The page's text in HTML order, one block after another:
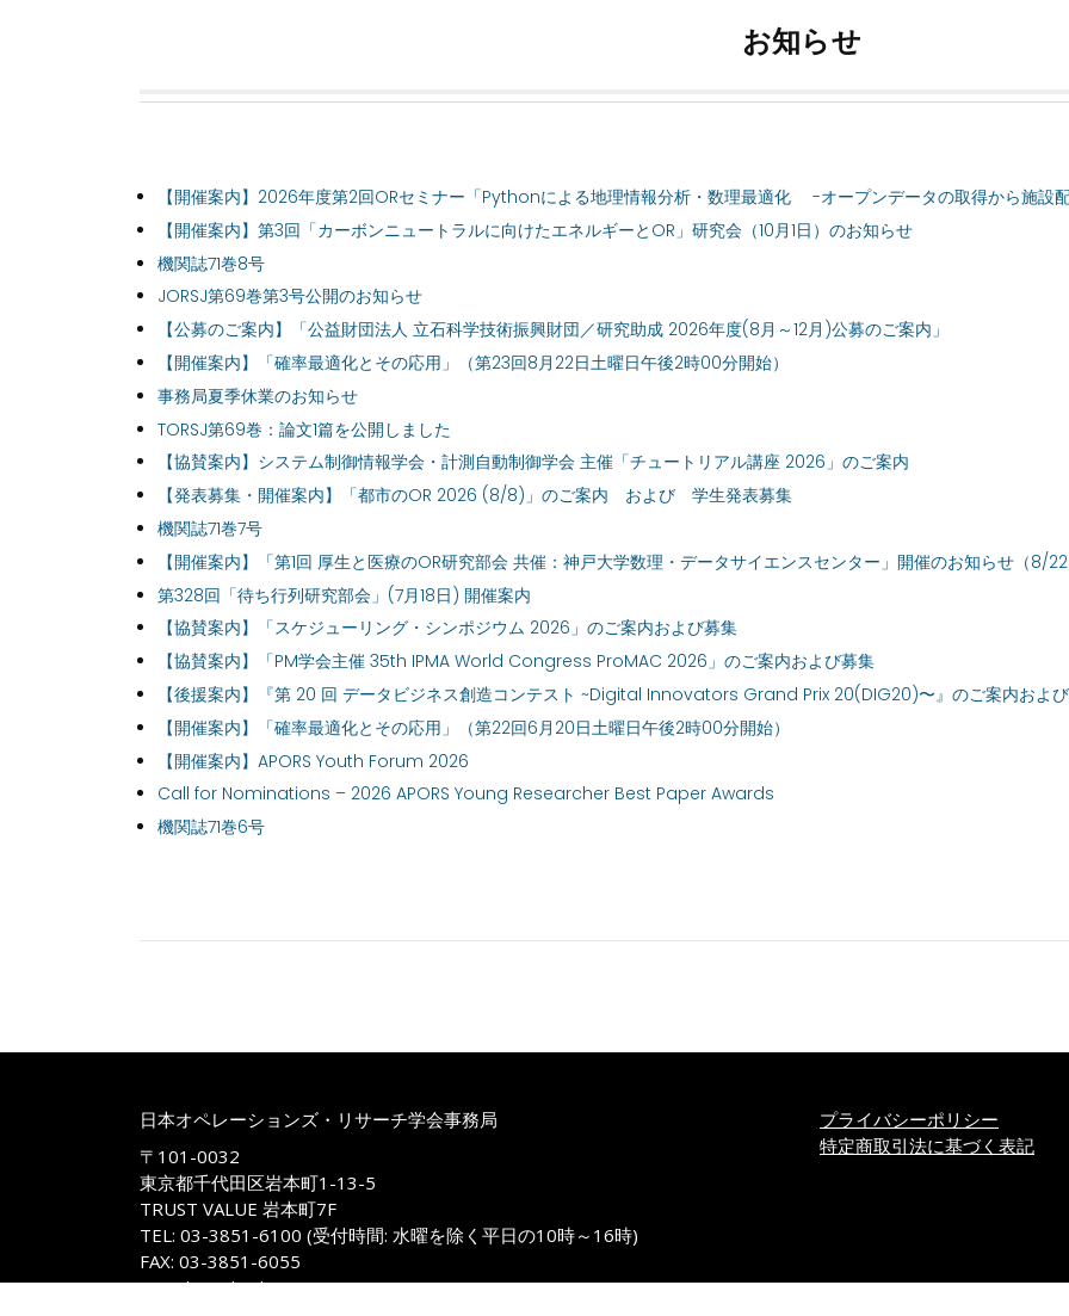
お知らせ
【開催案内】2026年度第2回ORセミナー「Pythonによる地理情報分析・数理最適化 -オープンデータの取得から施設
【開催案内】第3回「カーボンニュートラルに向けたエネルギーとOR」研究会（10月1日）のお知らせ
機関誌71巻8号
JORSJ第69巻第3号公開のお知らせ
【公募のご案内】「公益財団法人 立石科学技術振興財団／研究助成 2026年度(8月～12月)公募のご案内」
【開催案内】「確率最適化とその応用」（第23回8月22日土曜日午後2時00分開始）
事務局夏季休業のお知らせ
TORSJ第69巻：論文1篇を公開しました
【協賛案内】システム制御情報学会・計測自動制御学会 主催「チュートリアル講座 2026」のご案内
【発表募集・開催案内】「都市のOR 2026 (8/8)」のご案内 および 学生発表募集
機関誌71巻7号
【開催案内】「第1回 厚生と医療のOR研究部会 共催：神戸大学数理・データサイエンスセンター」開催のお知らせ（8/22
第328回「待ち行列研究部会」(7月18日) 開催案内
【協賛案内】「スケジューリング・シンポジウム 2026」のご案内および募集
【協賛案内】「PM学会主催 35th IPMA World Congress ProMAC 2026」のご案内および募集
【後援案内】『第 20 回 データビジネス創造コンテスト ~Digital Innovators Grand Prix 20(DIG20)〜』のご案内およ
【開催案内】「確率最適化とその応用」（第22回6月20日土曜日午後2時00分開始）
【開催案内】APORS Youth Forum 2026
Call for Nominations – 2026 APORS Young Researcher Best Paper Awards
機関誌71巻6号
日本オペレーションズ・リサーチ学会事務局
〒101-0032
東京都千代田区岩本町1-13-5
TRUST VALUE 岩本町7F
TEL: 03-3851-6100 (受付時間: 水曜を除く平日の10時～16時)
FAX: 03-3851-6055
E-mail: jimukyoku@m.orsj.org
プライバシーポリシー
特定商取引法に基づく表記